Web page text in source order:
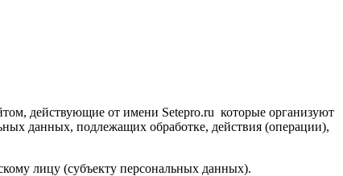
действующие от имени Setepro.ru которые организуют
данных, подлежащих обработке, действия (операции),
лицу (субъекту персональных данных).